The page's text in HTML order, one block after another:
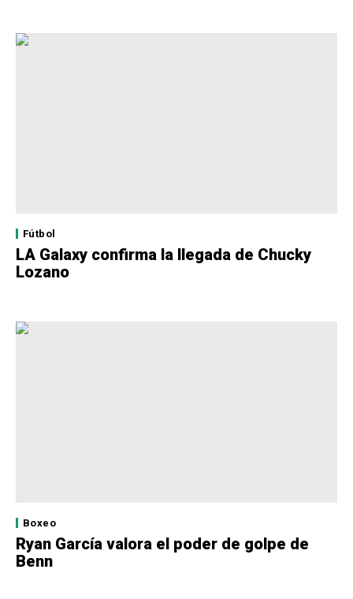
Fútbol
LA Galaxy confirma la llegada de Chucky
Lozano
Boxeo
Ryan García valora el poder de golpe de
Benn